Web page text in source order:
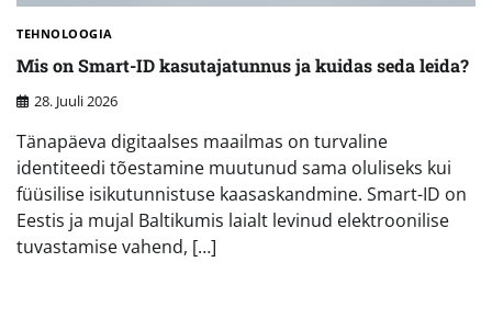
TEHNOLOOGIA
Mis on Smart-ID kasutajatunnus ja kuidas seda leida?
28. Juuli 2026
Tänapäeva digitaalses maailmas on turvaline
identiteedi tõestamine muutunud sama oluliseks kui
füüsilise isikutunnistuse kaasaskandmine. Smart-ID on
Eestis ja mujal Baltikumis laialt levinud elektroonilise
tuvastamise vahend, […]